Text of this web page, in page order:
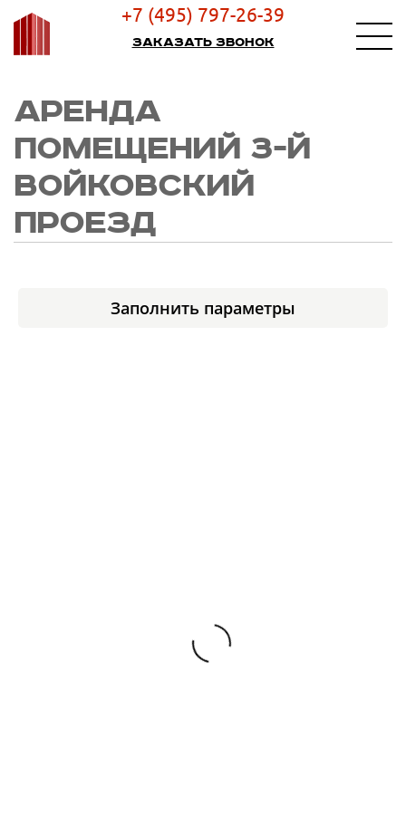
+7 (495) 797-26-39
Заказать звонок
АРЕНДА
ПОМЕЩЕНИЙ 3-Й
ВОЙКОВСКИЙ
ПРОЕЗД
Заполнить параметры